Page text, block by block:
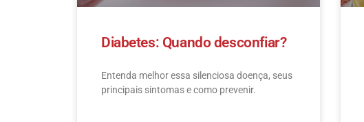
Diabetes: Quando desconfiar?
Entenda melhor essa silenciosa doença, seus
principais sintomas e como prevenir.